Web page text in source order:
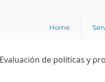
Home
Evaluación de políticas y